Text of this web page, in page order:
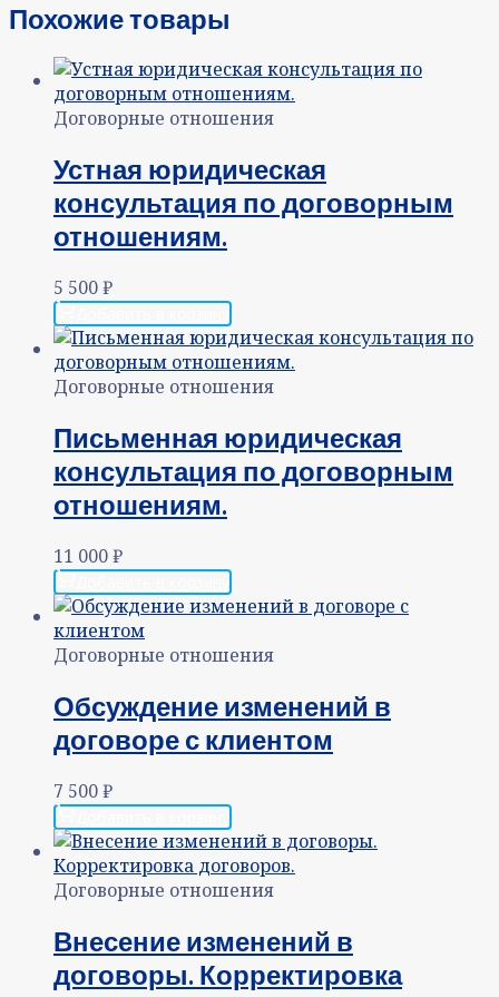
Похожие товары
Договорные отношения
Устная юридическая
консультация по договорным
отношениям.
5 500₽
Договорные отношения
Письменная юридическая
консультация по договорным
отношениям.
11 000₽
Договорные отношения
Обсуждение изменений в
договоре с клиентом
7 500₽
Договорные отношения
Внесение изменений в
договоры. Корректировка